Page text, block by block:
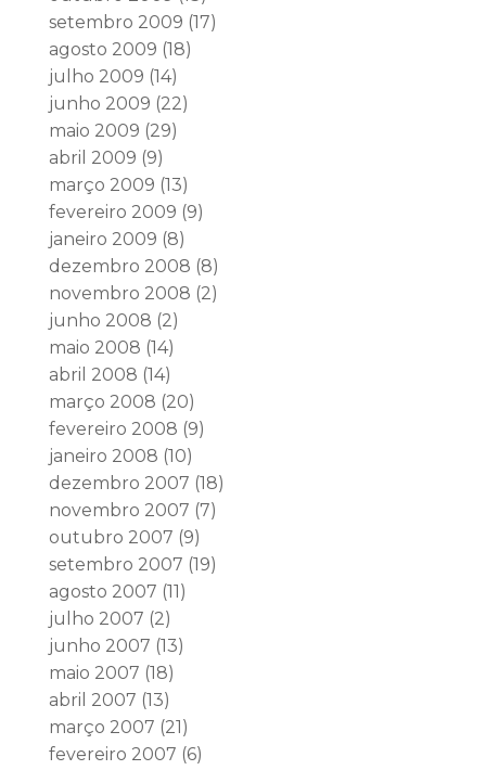
setembro 2009 (17)
agosto 2009 (18)
julho 2009 (14)
junho 2009 (22)
maio 2009 (29)
abril 2009 (9)
março 2009 (13)
fevereiro 2009 (9)
janeiro 2009 (8)
dezembro 2008 (8)
novembro 2008 (2)
junho 2008 (2)
maio 2008 (14)
abril 2008 (14)
março 2008 (20)
fevereiro 2008 (9)
janeiro 2008 (10)
dezembro 2007 (18)
novembro 2007 (7)
outubro 2007 (9)
setembro 2007 (19)
agosto 2007 (11)
julho 2007 (2)
junho 2007 (13)
maio 2007 (18)
abril 2007 (13)
março 2007 (21)
fevereiro 2007 (6)